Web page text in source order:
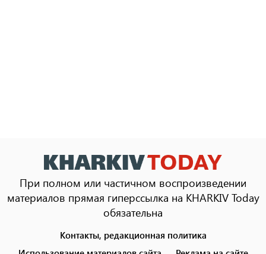
При полном или частичном воспроизведении
материалов прямая гиперссылка на KHARKIV Today
обязательна
Контакты, редакционная политика